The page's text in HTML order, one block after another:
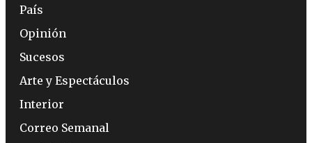
País
Opinión
Sucesos
Arte y Espectáculos
Interior
Correo Semanal